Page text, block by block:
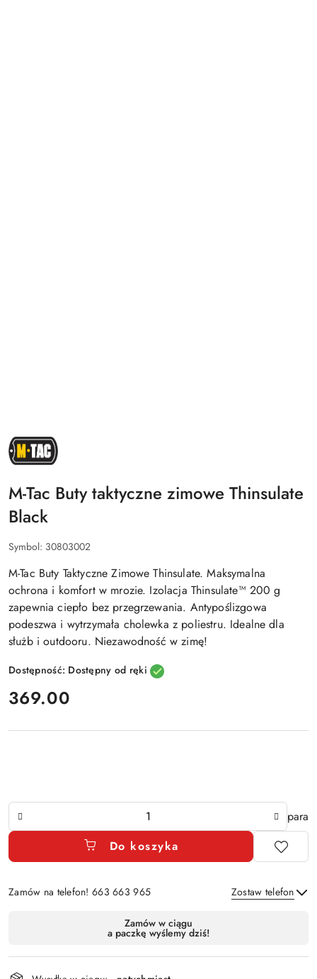
NAZWA
PRODUCENTA:
M-
M-Tac Buty taktyczne zimowe Thinsulate
Black
Symbol: 30803002
M-Tac Buty Taktyczne Zimowe Thinsulate. Maksymalna
ochrona i komfort w mrozie. Izolacja Thinsulate™ 200 g
zapewnia ciepło bez przegrzewania. Antypoślizgowa
podeszwa i wytrzymała cholewka z poliestru. Idealne dla
służb i outdooru. Niezawodność w zimę!
Dostępność: Dostępny od ręki
cena:
369.00
Ilość
para
Do koszyka
Zamów na telefon! 663 663 965 Zostaw telefon
Wyślij
dostawa
Zamów w ciągu
a paczkę wyślemy dziś!